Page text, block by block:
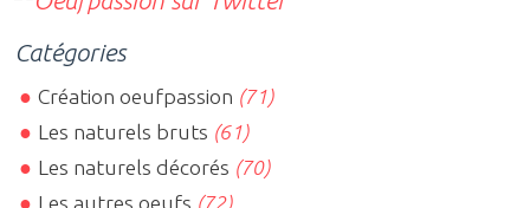
Catégories
Création oeufpassion (71)
Les naturels bruts (61)
Les naturels décorés (70)
Les autres oeufs (72)